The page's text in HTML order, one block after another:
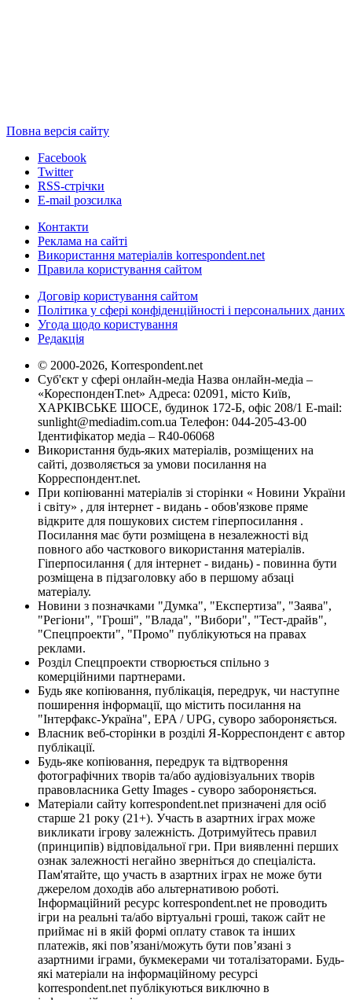
Повна версія сайту
Facebook
Twitter
RSS-стрічки
E-mail розсилка
Контакти
Реклама на сайті
Використання матеріалів korrespondent.net
Правила користування сайтом
Договір користування сайтом
Політика у сфері конфіденційності і персональних даних
Угода щодо користування
Редакція
© 2000-2026, Korrespondent.net
Суб'єкт у сфері онлайн-медіа Назва онлайн-медіа –
«КореспонденТ.net» Адреса: 02091, місто Київ,
ХАРКІВСЬКЕ ШОСЕ, будинок 172-Б, офіс 208/1 E-mail:
sunlight@mediadim.com.ua Телефон: 044-205-43-00
Ідентифікатор медіа – R40-06068
Використання будь-яких матеріалів, розміщених на
сайті, дозволяється за умови посилання на
Корреспондент.net.
При копіюванні матеріалів зі сторінки « Новини України
і світу» , для інтернет - видань - обов'язкове пряме
відкрите для пошукових систем гіперпосилання .
Посилання має бути розміщена в незалежності від
повного або часткового використання матеріалів.
Гіперпосилання ( для інтернет - видань) - повинна бути
розміщена в підзаголовку або в першому абзаці
матеріалу.
Новини з позначками "Думка", "Експертиза", "Заява",
"Регіони", "Гроші", "Влада", "Вибори", "Тест-драйв",
"Спецпроекти", "Промо" публікуються на правах
реклами.
Розділ Спецпроекти створюється спільно з
комерційними партнерами.
Будь яке копіювання, публікація, передрук, чи наступне
поширення інформації, що містить посилання на
"Інтерфакс-Україна", EPA / UPG, суворо забороняється.
Власник веб-сторінки в розділі Я-Корреспондент є автор
публікації.
Будь-яке копіювання, передрук та відтворення
фотографічних творів та/або аудіовізуальних творів
правовласника Getty Images - суворо забороняється.
Матеріали сайту korrespondent.net призначені для осіб
старше 21 року (21+). Участь в азартних іграх може
викликати ігрову залежність. Дотримуйтесь правил
(принципів) відповідальної гри. При виявленні перших
ознак залежності негайно зверніться до спеціаліста.
Пам'ятайте, що участь в азартних іграх не може бути
джерелом доходів або альтернативою роботі.
Інформаційний ресурс korrespondent.net не проводить
ігри на реальні та/або віртуальні гроші, також сайт не
приймає ні в якій формі оплату ставок та інших
платежів, які пов’язані/можуть бути пов’язані з
азартними іграми, букмекерами чи тоталізаторами. Будь-
які матеріали на інформаційному ресурсі
korrespondent.net публікуються виключно в